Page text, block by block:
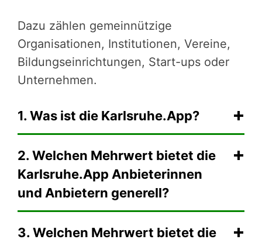
Dazu zählen gemeinnützige
Organisationen, Institutionen, Vereine,
Bildungseinrichtungen, Start-ups oder
Unternehmen.
1. Was ist die Karlsruhe.App?
2. Welchen Mehrwert bietet die
Karlsruhe.App Anbieterinnen
und Anbietern generell?
3. Welchen Mehrwert bietet die